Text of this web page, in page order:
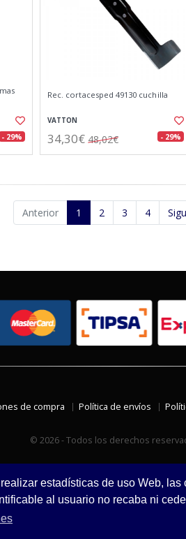
estadísticas de uso Web, las
al usuario no recaba ni
- 29%
Rec. cortacesped 49130 cuchilla
VATTON
34,30€ 48,02€ - 29%
Anterior 1 2 3 4
de compra Política de envíos
© 2026 - Todos los derechos